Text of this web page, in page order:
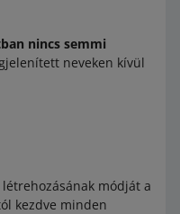
nincs semmi
neveken kívül
módját a
kezdve minden